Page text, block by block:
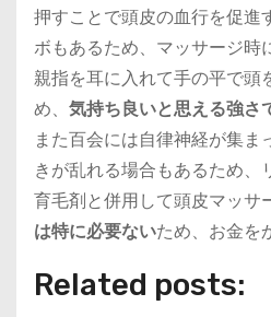
押すことで頭皮の血行を促進
ボもあるため、マッサージ時
親指を耳に入れて手の平で頭
め、 気持ち良いと思える強さ
また百会には自律神経が集ま
きが乱れる場合もあるため、
育毛剤と併用して頭皮マッサ
は特に必要ないため、お金を
Related posts: